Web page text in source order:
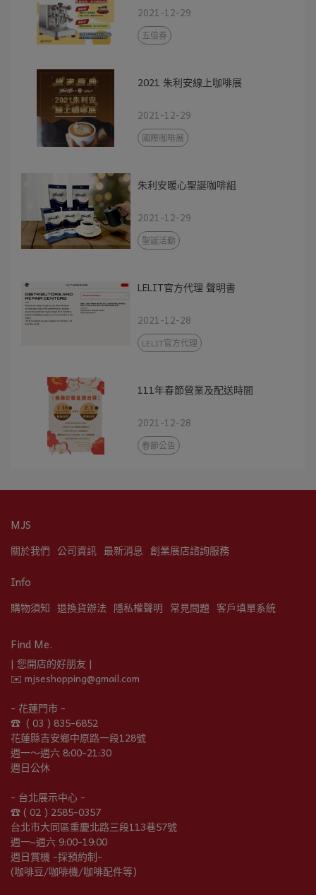
2021-12-29
五倍券
2021 朱利安線上咖啡展
2021-12-29
國際咖啡展
朱利安暖心聖誕咖啡組
2021-12-29
聖誕活動
LELIT官方代理 聲明書
2021-12-28
LELIT官方代理
111年春節營業及配送時間
2021-12-28
春節公告
MJS
關於我們 公司資訊 最新消息 創業展店諮詢服務
Info
購物須知 退換貨辦法 隱私權聲明 常見問題 客戶填單系統
Find Me.
| 您開店的好朋友 |
✉️ mjseshopping@gmail.com
- 花蓮門市 -
☎︎  ( 03 ) 835-6852
花蓮縣吉安鄉中原路一段128號
週一～週六 8:00-21:30
週日公休
- 台北展示中心 -
☎︎ ( 02 ) 2585-0357
台北市大同區重慶北路三段113巷57號
週一~週六 9:00-19:00
週日賞機 -採預約制-
(咖啡豆/咖啡機/咖啡配件等)